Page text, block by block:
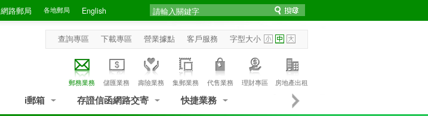
網路郵局 各地郵局 English
查詢專區 下載專區 營業據點 客戶服務 字型大小
郵務業務 儲匯業務 壽險業務 集郵業務 代售業務 理財專區 房地產出租
i郵箱 存證信函網路交寄 快捷業務